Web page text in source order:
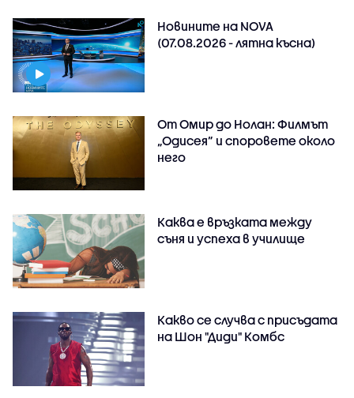
Новините на NOVA
(07.08.2026 - лятна късна)
От Омир до Нолан: Филмът
„Одисея” и споровете около
него
Каква е връзката между
съня и успеха в училище
Какво се случва с присъдата
на Шон "Диди" Комбс